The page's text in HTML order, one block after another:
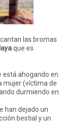
las bromas
que es
está ahogando en
mujer (víctima de
durmiendo en
han dejado un
bestial y un